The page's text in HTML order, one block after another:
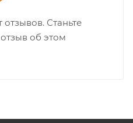
Станьте
об этом